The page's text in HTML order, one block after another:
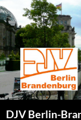
Zum
Inhalt
springen
DJV Berlin-